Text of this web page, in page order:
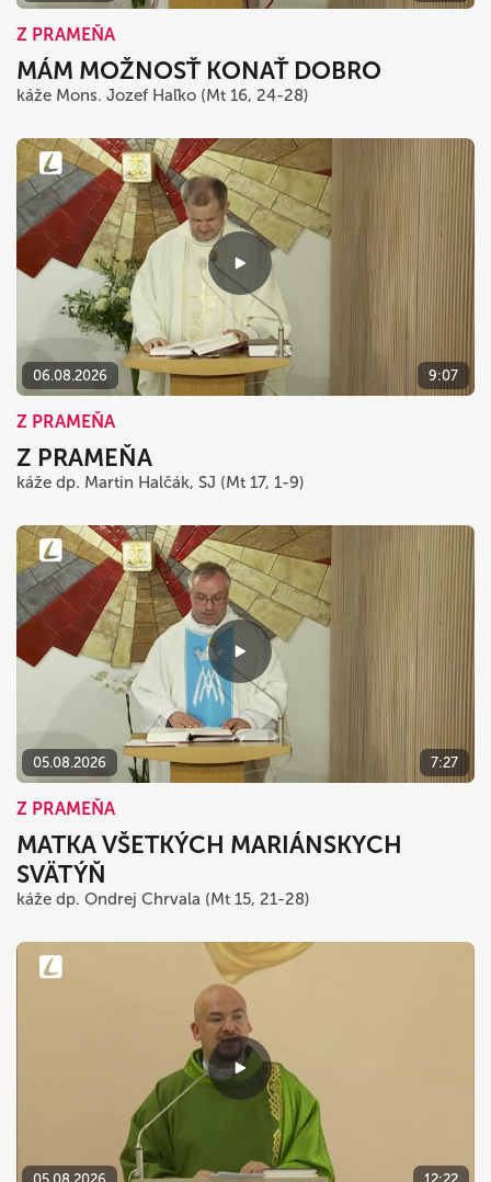
Z PRAMEŇA
MÁM MOŽNOSŤ KONAŤ DOBRO
káže Mons. Jozef Haľko (Mt 16, 24-28)
06.08.2026 9:07
Z PRAMEŇA
Z PRAMEŇA
káže dp. Martin Halčák, SJ (Mt 17, 1-9)
05.08.2026 7:27
Z PRAMEŇA
MATKA VŠETKÝCH MARIÁNSKYCH
SVÄTÝŇ
káže dp. Ondrej Chrvala (Mt 15, 21-28)